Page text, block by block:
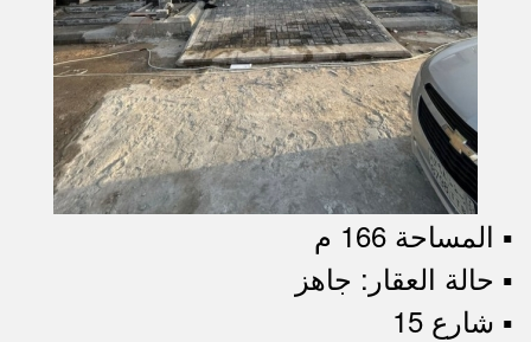
▪︎ المساحة 166 م
▪︎ حالة العقار: جاهز
▪︎ شارع 15